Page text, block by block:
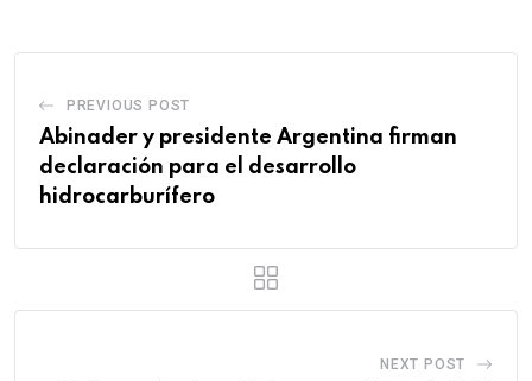
PREVIOUS POST
Abinader y presidente Argentina firman
declaración para el desarrollo
hidrocarburífero
NEXT POST